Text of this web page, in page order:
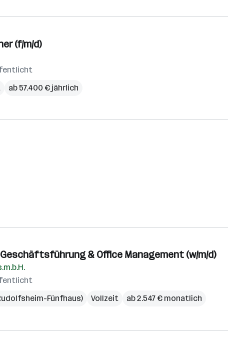
(f/m/d)
ab 57.400 € jährlich
& Office Management (w/m/d)
Fünfhaus)
Vollzeit ab 2.547 € monatlich